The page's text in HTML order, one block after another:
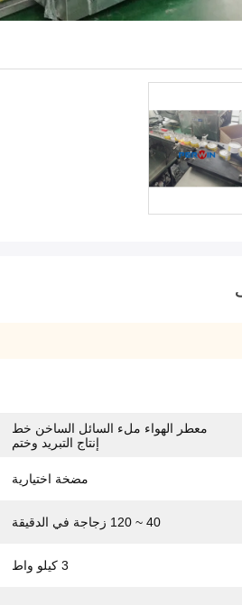
معطر الهواء ملء السائل الساخن خط
إنتاج التبريد وختم
مضخة اختيارية
40 ~ 120 زجاجة في الدقيقة
3 كيلو واط